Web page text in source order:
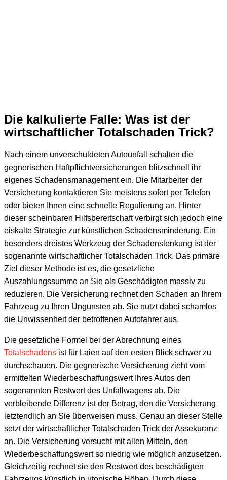
Die kalkulierte Falle: Was ist der
wirtschaftlicher Totalschaden Trick?
Nach einem unverschuldeten Autounfall schalten die
gegnerischen Haftpflichtversicherungen blitzschnell ihr
eigenes Schadensmanagement ein. Die Mitarbeiter der
Versicherung kontaktieren Sie meistens sofort per Telefon
oder bieten Ihnen eine schnelle Regulierung an. Hinter
dieser scheinbaren Hilfsbereitschaft verbirgt sich jedoch eine
eiskalte Strategie zur künstlichen Schadensminderung. Ein
besonders dreistes Werkzeug der Schadenslenkung ist der
sogenannte wirtschaftlicher Totalschaden Trick. Das primäre
Ziel dieser Methode ist es, die gesetzliche
Auszahlungssumme an Sie als Geschädigten massiv zu
reduzieren. Die Versicherung rechnet den Schaden an Ihrem
Fahrzeug zu Ihren Ungunsten ab. Sie nutzt dabei schamlos
die Unwissenheit der betroffenen Autofahrer aus.
Die gesetzliche Formel bei der Abrechnung eines
Totalschadens ist für Laien auf den ersten Blick schwer zu
durchschauen. Die gegnerische Versicherung zieht vom
ermittelten Wiederbeschaffungswert Ihres Autos den
sogenannten Restwert des Unfallwagens ab. Die
verbleibende Differenz ist der Betrag, den die Versicherung
letztendlich an Sie überweisen muss. Genau an dieser Stelle
setzt der wirtschaftlicher Totalschaden Trick der Assekuranz
an. Die Versicherung versucht mit allen Mitteln, den
Wiederbeschaffungswert so niedrig wie möglich anzusetzen.
Gleichzeitig rechnet sie den Restwert des beschädigten